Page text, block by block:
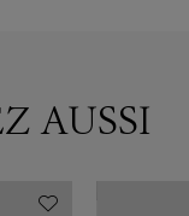
AUSSI